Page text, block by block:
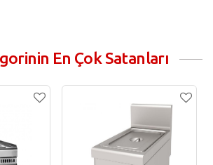
En Çok Satanları